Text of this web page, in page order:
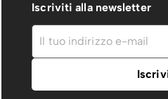
Iscriviti alla newsletter